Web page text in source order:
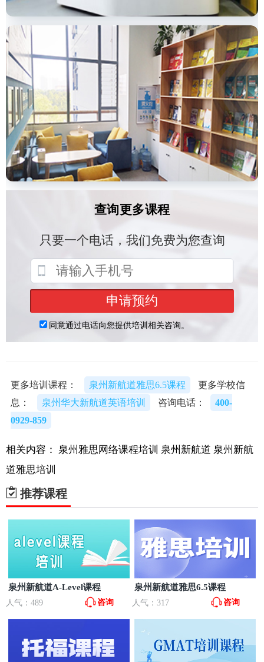
更多培训课程： 泉州新航道雅思6.5课程
更多学校信
息：
泉州华大新航道英语培训 咨询电话：
400-
0929-859
相关内容： 泉州雅思网络课程培训 泉州新航道 泉州新航
道雅思培训
推荐课程
泉州新航道A-Level课程
人气：489 咨询
泉州新航道雅思6.5课程
人气：317 咨询